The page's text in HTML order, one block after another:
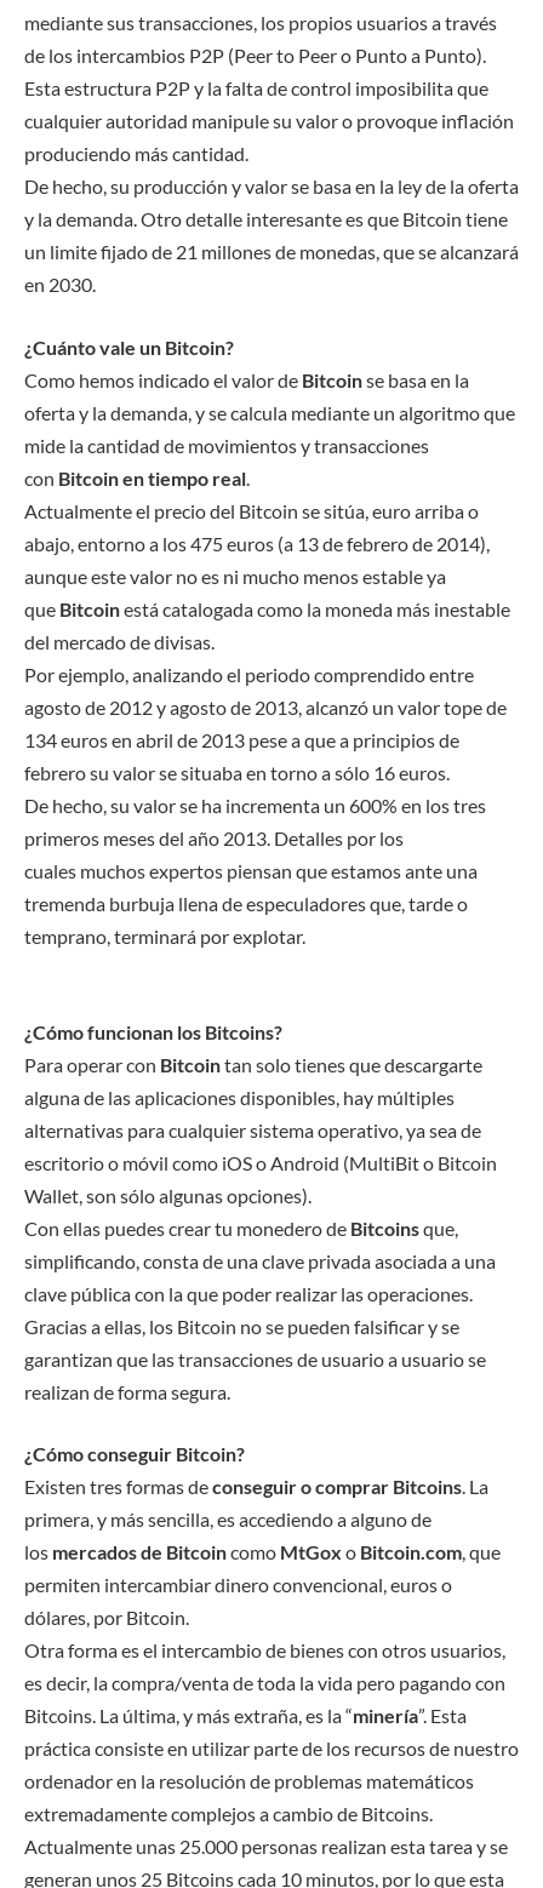
mediante sus transacciones, los propios usuarios a través
de los intercambios P2​P (Peer to Peer o Punto a Punto).
Esta estructura P2P y la falta de control imposibilita que
cualquier autoridad manipule su valor o provoque inflación
produciendo más cantidad.
De hecho, su producción y valor se basa en la ley de la oferta
y la demanda. Otro detalle interesante es que Bitcoin tiene
un limite fijado de 21 millones de monedas, que se alcanzará
en 2030.
¿Cuánto vale un Bitcoin?
Como hemos indicado el valor de Bitcoinse basa en la
oferta y la demanda, y se calcula mediante un algoritmo que
mide la cantidad de movimientos y transacciones
con Bitcoin en tiempo real.
Actualmente el precio del Bitcoin se sitúa, euro arriba o
abajo, entorno a los 475 euros (a 13 de febrero de 2014),
aunque este valor no es ni mucho menos estable ya
que Bitcoinestá catalogada como la moneda más inestable
del mercado de divisas.
Por ejemplo, analizando el periodo comprendido entre
agosto de 2012 y agosto de 2013, alcanzó un valor tope de
134 euros en abril de 2013 pese a que a principios de
febrero su valor se situaba en torno a sólo 16 euros.
De hecho, su valor se ha incrementa un 600% en los tres
primeros meses del año 2013. Detalles por los
cuales muchos expertos piensan que estamos ante una
tremenda burbuja llena de especuladores que, tarde o
temprano, terminará por explotar.
¿Cómo funcionan los Bitcoins?
Para operar con Bitcointan solo tienes que descargarte
alguna de las aplicaciones disponibles, hay múltiples
alternativas para cualquier sistema operativo, ya sea de
escritorio o móvil como iOS o Android (MultiBit o Bitcoin
Wallet, son sólo algunas opciones).
Con ellas puedes crear tu monedero de Bitcoinsque,
simplificando, consta de una clave privada asociada a una
clave pública con la que poder realizar las operaciones.
Gracias a ellas, los Bitcoin no se pueden falsificar y se
garantizan que las transacciones de usuario a usuario se
realizan de forma segura.
¿Cómo conseguir Bitcoin?
Existen tres formas deconseguir o comprar Bitcoins. La
primera, y más sencilla, es accediendo a alguno de
los mercados de Bitcoincomo MtGox o Bitcoin.com, que
permiten intercambiar dinero convencional, euros o
dólares, por Bitcoin.
Otra forma es el intercambio de bienes con otros usuarios,
es decir, la compra/venta de toda la vida pero pagando con
Bitcoins. La última, y más extraña, es la “minería”. Esta
práctica consiste en utilizar parte de los recursos de nuestro
ordenador en la resolución de problemas matemáticos
extremadamente complejos a cambio de Bitcoins.
Actualmente unas 25.000 personas realizan esta tarea y se
generan unos 25 Bitcoins cada 10 minutos, por lo que esta